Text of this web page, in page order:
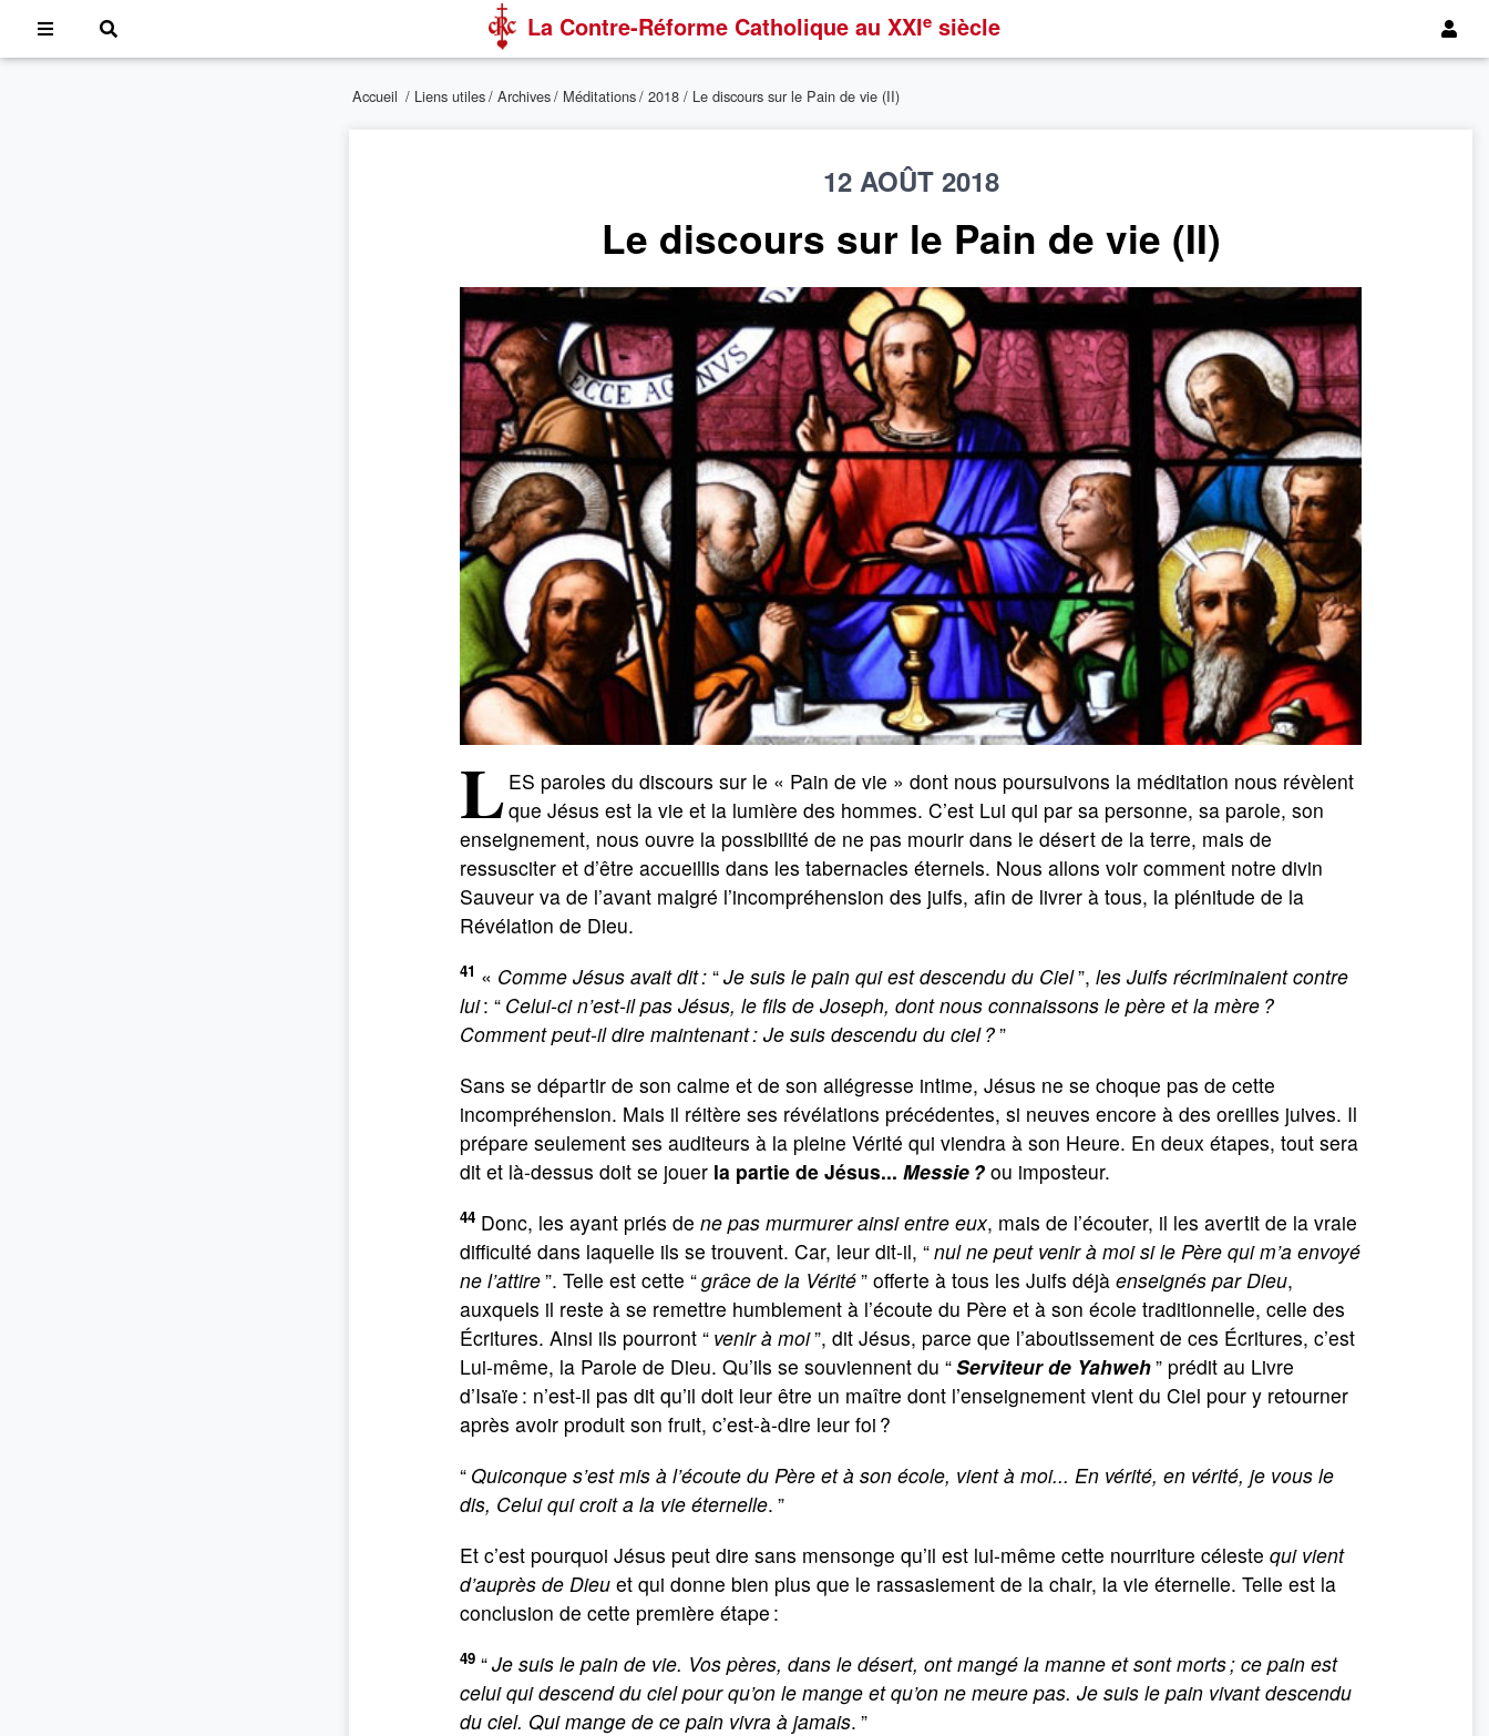
La Contre-Réforme Catholique au XXIe siècle
Accueil / Liens utiles/ Archives/ Méditations/ 2018 / Le discours sur le Pain de vie (II)
12 AOÛT 2018
Le discours sur le Pain de vie (II)
L ES paroles du discours sur le « Pain de vie » dont nous poursuivons la méditation nous révèlent
que Jésus est la vie et la lumière des hommes. C’est Lui qui par sa personne, sa parole, son
enseignement, nous ouvre la possibilité de ne pas mourir dans le désert de la terre, mais de
ressusciter et d’être accueillis dans les tabernacles éternels. Nous allons voir comment notre divin
Sauveur va de l’avant malgré l’incompréhension des juifs, afin de livrer à tous, la plénitude de la
Révélation de Dieu.
41 « Comme Jésus avait dit : “Je suis le pain qui est descendu du Ciel”, les Juifs récriminaient contre
lui: “ Celui-ci n’est-il pas Jésus, le fils de Joseph, dont nous connaissons le père et la mère ?
Comment peut-il dire maintenant : Je suis descendu du ciel ?”
Sans se départir de son calme et de son allégresse intime, Jésus ne se choque pas de cette
incompréhension. Mais il réitère ses révélations précédentes, si neuves encore à des oreilles juives. Il
prépare seulement ses auditeurs à la pleine Vérité qui viendra à son Heure. En deux étapes, tout sera
dit et là-dessus doit se jouer la partie de Jésus... Messie ? ou imposteur.
44 Donc, les ayant priés de ne pas murmurer ainsi entre eux, mais de l’écouter, il les avertit de la vraie
difficulté dans laquelle ils se trouvent. Car, leur dit-il, “nul ne peut venir à moi si le Père qui m’a envoyé
ne l’attire”. Telle est cette “grâce de la Vérité” offerte à tous les Juifs déjà enseignés par Dieu,
auxquels il reste à se remettre humblement à l’écoute du Père et à son école traditionnelle, celle des
Écritures. Ainsi ils pourront “ venir à moi”, dit Jésus, parce que l’aboutissement de ces Écritures, c’est
Lui-même, la Parole de Dieu. Qu’ils se souviennent du “Serviteur de Yahweh” prédit au Livre
d’Isaïe : n’est-il pas dit qu’il doit leur être un maître dont l’enseignement vient du Ciel pour y retourner
après avoir produit son fruit, c’est-à-dire leur foi ?
“ Quiconque s’est mis à l’écoute du Père et à son école, vient à moi... En vérité, en vérité, je vous le
dis, Celui qui croit a la vie éternelle. ”
Et c’est pourquoi Jésus peut dire sans mensonge qu’il est lui-même cette nourriture céleste qui vient
d’auprès de Dieu et qui donne bien plus que le rassasiement de la chair, la vie éternelle. Telle est la
conclusion de cette première étape :
49 “Je suis le pain de vie. Vos pères, dans le désert, ont mangé la manne et sont morts ; ce pain est
celui qui descend du ciel pour qu’on le mange et qu’on ne meure pas. Je suis le pain vivant descendu
du ciel. Qui mange de ce pain vivra à jamais. ”